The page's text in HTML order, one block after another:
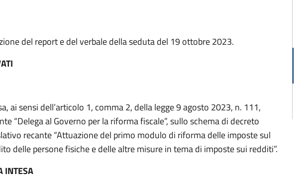
del report e del verbale della seduta del 19 ottobre 2023.
ai sensi dell’articolo 1, comma 2, della legge 9 agosto 2023, n. 111,
“Delega al Governo per la riforma fiscale”, sullo schema di decreto
recante “Attuazione del primo modulo di riforma delle imposte sul
delle persone fisiche e delle altre misure in tema di imposte sui redditi”.
INTESA